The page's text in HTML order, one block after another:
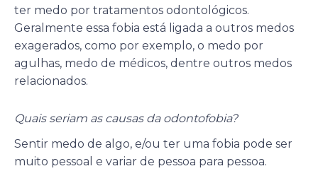
ter medo por tratamentos odontológicos.
Geralmente essa fobia está ligada a outros medos
exagerados, como por exemplo, o medo por
agulhas, medo de médicos, dentre outros medos
relacionados.
Quais seriam as causas da odontofobia?
Sentir medo de algo, e/ou ter uma fobia pode ser
muito pessoal e variar de pessoa para pessoa.